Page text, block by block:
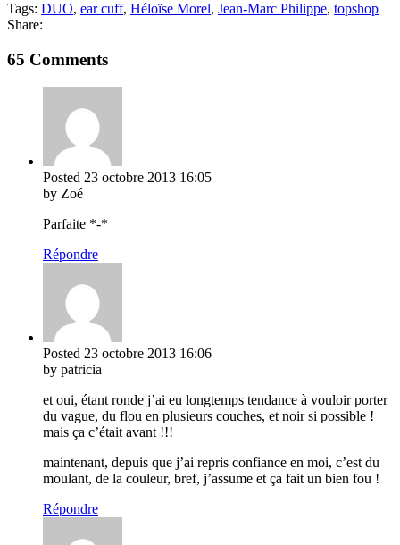
Tags: DUO, ear cuff, Héloïse Morel, Jean-Marc Philippe, topshop
Share:
65 Comments
Posted 23 octobre 2013 16:05
by Zoé
Parfaite *-*
Répondre
Posted 23 octobre 2013 16:06
by patricia
et oui, étant ronde j’ai eu longtemps tendance à vouloir porter
du vague, du flou en plusieurs couches, et noir si possible !
mais ça c’était avant !!!
maintenant, depuis que j’ai repris confiance en moi, c’est du
moulant, de la couleur, bref, j’assume et ça fait un bien fou !
Répondre